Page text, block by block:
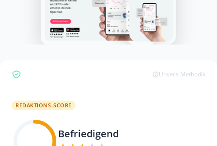
Unsere Methodik
REDAKTIONS-SCORE
Befriedigend